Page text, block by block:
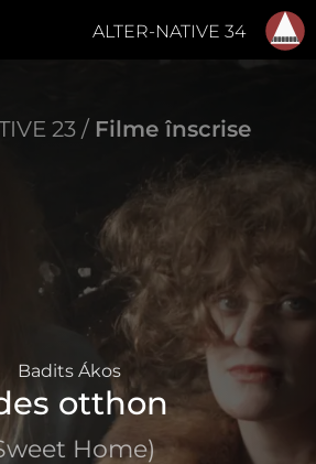
ALTER-NATIVE 34
23 / Filme înscrise
Badits Ákos
otthon
Home)